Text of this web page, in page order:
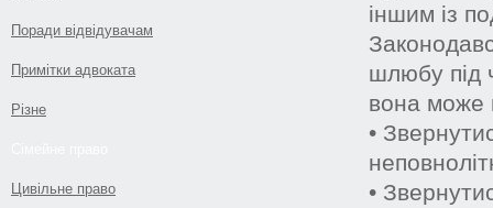
Поради відвідувачам
Примітки адвоката
Різне
Цивільне право
іншим із
шлюбу під
вона може
•
•